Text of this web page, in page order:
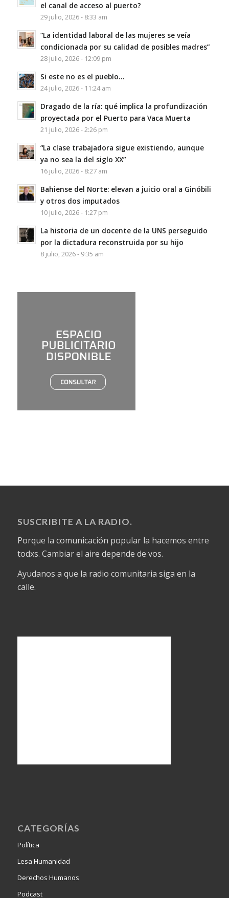
el canal de acceso al puerto?
29 julio, 2026 - 8:33 am
“La identidad laboral de las mujeres se veía
condicionada por su calidad de posibles madres”
28 julio, 2026 - 12:09 pm
Si este no es el pueblo…
24 julio, 2026 - 11:24 am
Dragado de la ría: qué implica la profundización
proyectada por el Puerto para Vaca Muerta
21 julio, 2026 - 2:26 pm
“La clase trabajadora sigue existiendo, aunque
ya no sea la del siglo XX”
16 julio, 2026 - 8:27 am
Bahiense del Norte: elevan a juicio oral a Ginóbili
y otros dos imputados
10 julio, 2026 - 1:27 pm
La historia de un docente de la UNS perseguido
por la dictadura reconstruida por su hijo
8 julio, 2026 - 9:35 am
SUSCRIBITE A LA RADIO.
Porque la comunicación popular la hacemos entre
todxs. Cambiar el aire depende de vos.
Ayudanos a que la radio comunitaria siga en la
calle.
CATEGORÍAS
Política
Lesa Humanidad
Derechos Humanos
Podcast